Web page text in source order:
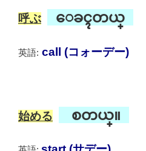
呼ぶ ေခၚတယ္
英語: call (コォーデー)
始める စတယ္။